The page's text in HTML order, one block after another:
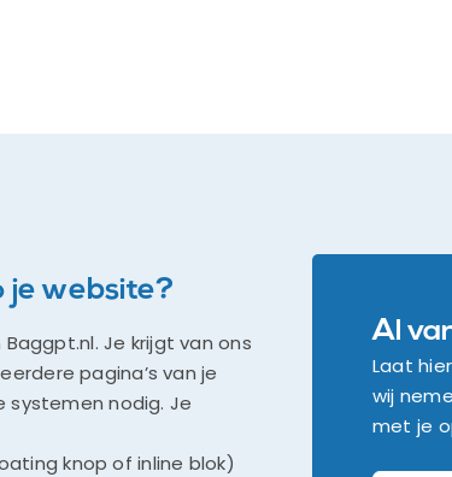
je website?
Je krijgt van ons
pagina’s van je
nodig. Je
knop of inline blok)
Al
Laat
wij
met je